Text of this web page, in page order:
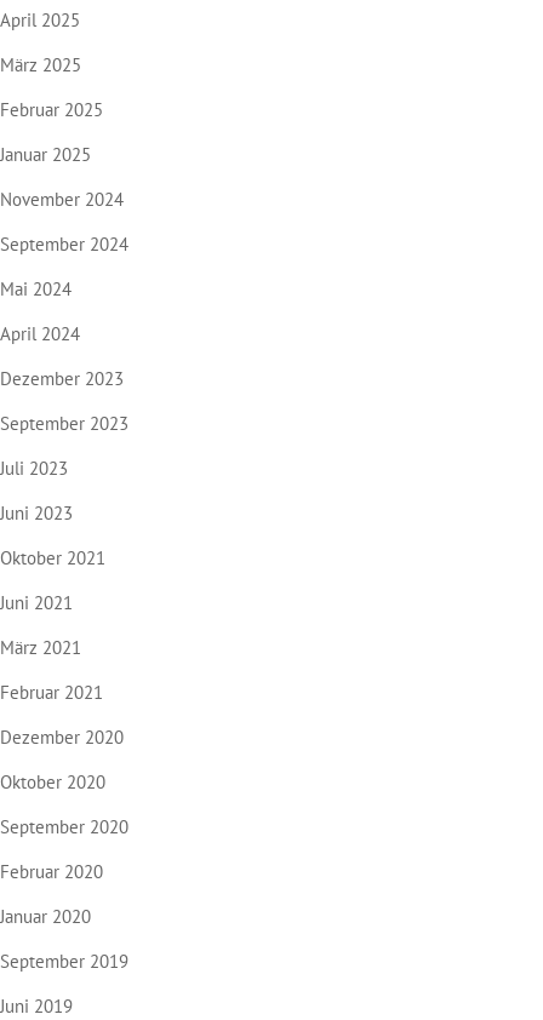
April 2025
März 2025
Februar 2025
Januar 2025
November 2024
September 2024
Mai 2024
April 2024
Dezember 2023
September 2023
Juli 2023
Juni 2023
Oktober 2021
Juni 2021
März 2021
Februar 2021
Dezember 2020
Oktober 2020
September 2020
Februar 2020
Januar 2020
September 2019
Juni 2019